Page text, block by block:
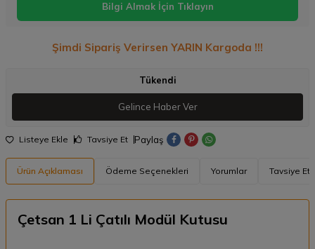
Bilgi Almak İçin Tıklayın
Şimdi Sipariş Verirsen YARIN Kargoda !!!
Tükendi
Gelince Haber Ver
Listeye Ekle Tavsiye Et Paylaş
Ürün Açıklaması Ödeme Seçenekleri Yorumlar Tavsiye Et
Çetsan 1 Li Çatılı Modül Kutusu